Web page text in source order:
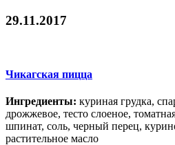
29.11.2017
Чикагская пицца
Ингредиенты: куриная грудка,
дрожжевое, тесто слоеное,
шпинат, соль, черный перец,
растительное масло